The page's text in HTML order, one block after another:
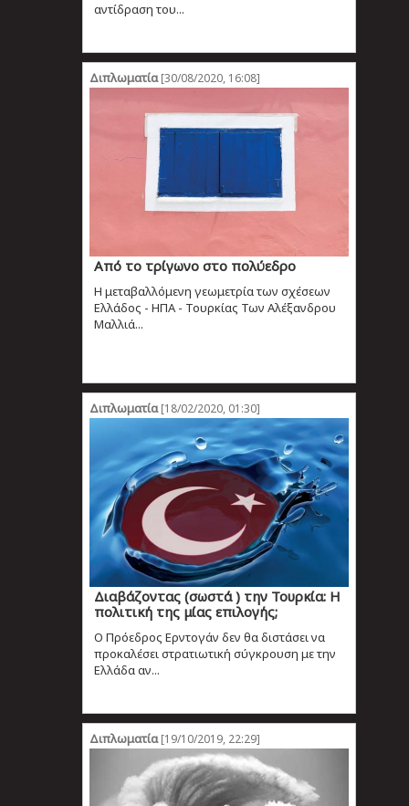
αντίδραση του...
Διπλωματία[30/08/2020, 16:08]
Από το τρίγωνο στο πολύεδρο
Η μεταβαλλόμενη γεωμετρία των σχέσεων
Ελλάδος - ΗΠΑ - Τουρκίας Των Αλέξανδρου
Μαλλιά...
Διπλωματία[18/02/2020, 01:30]
Διαβάζοντας (σωστά ) την Τουρκία: Η
πολιτική της μίας επιλογής;
Ο Πρόεδρος Ερντογάν δεν θα διστάσει να
προκαλέσει στρατιωτική σύγκρουση με την
Ελλάδα αν...
Διπλωματία[19/10/2019, 22:29]